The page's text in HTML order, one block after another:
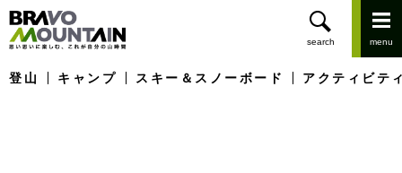
登山 キャンプ スキー＆スノーボード アクティビテ